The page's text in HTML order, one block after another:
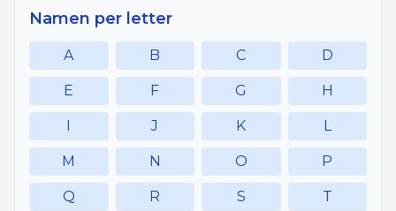
Namen per letter
A B C D
E F G H
I J K L
M N O P
Q R S T